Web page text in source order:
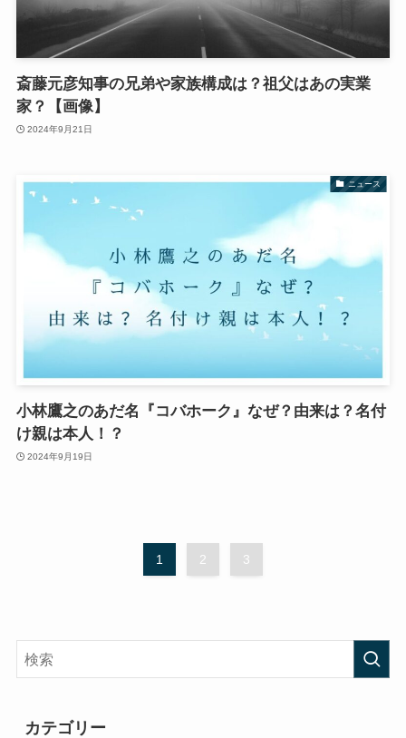
斎藤元彦知事の兄弟や家族構成は？祖父はあの実業
家？【画像】
2024年9月21日
ニュース
小林鷹之のあだ名『コバホーク』なぜ？由来は？名付
け親は本人！？
2024年9月19日
1 2 3
カテゴリー